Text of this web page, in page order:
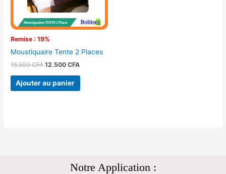
Remise : 19%
Moustiquaire Tente 2 Places
15.500CFA 12.500CFA
Ajouter au panier
Notre Application :